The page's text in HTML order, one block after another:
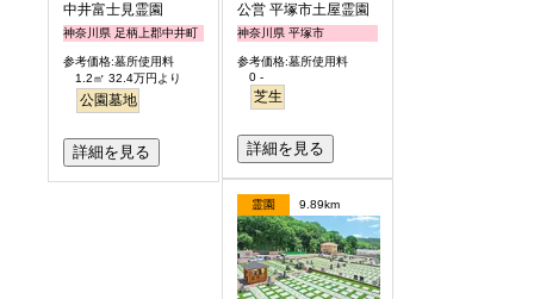
中井富士見霊園
神奈川県 足柄上郡中井町
参考価格:墓所使用料
1.2㎡ 32.4万円より
公園墓地
詳細を見る
公営 平塚市土屋霊園
神奈川県 平塚市
参考価格:墓所使用料
0 -
芝生
詳細を見る
霊園 9.89km